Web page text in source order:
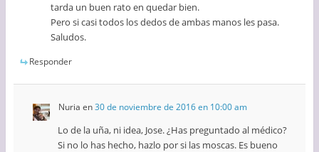
tarda un buen rato en quedar bien.
Pero si casi todos los dedos de ambas manos les pasa.
Saludos.
Responder
Nuria en30 de noviembre de 2016 en 10:00 am
Lo de la uña, ni idea, Jose. ¿Has preguntado al médico?
Si no lo has hecho, hazlo por si las moscas. Es bueno